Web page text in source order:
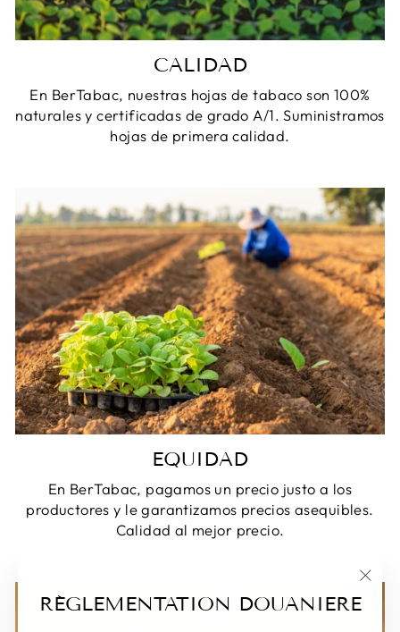
RÉGLEMENTATION DOUANIERE
CALIDAD
En BerTabac, nuestras hojas de tabaco son 100%
naturales y certificadas de grado A/1. Suministramos
hojas de primera calidad.
EQUIDAD
En BerTabac, pagamos un precio justo a los
productores y le garantizamos precios asequibles.
Calidad al mejor precio.